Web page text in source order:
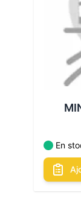
Les
En